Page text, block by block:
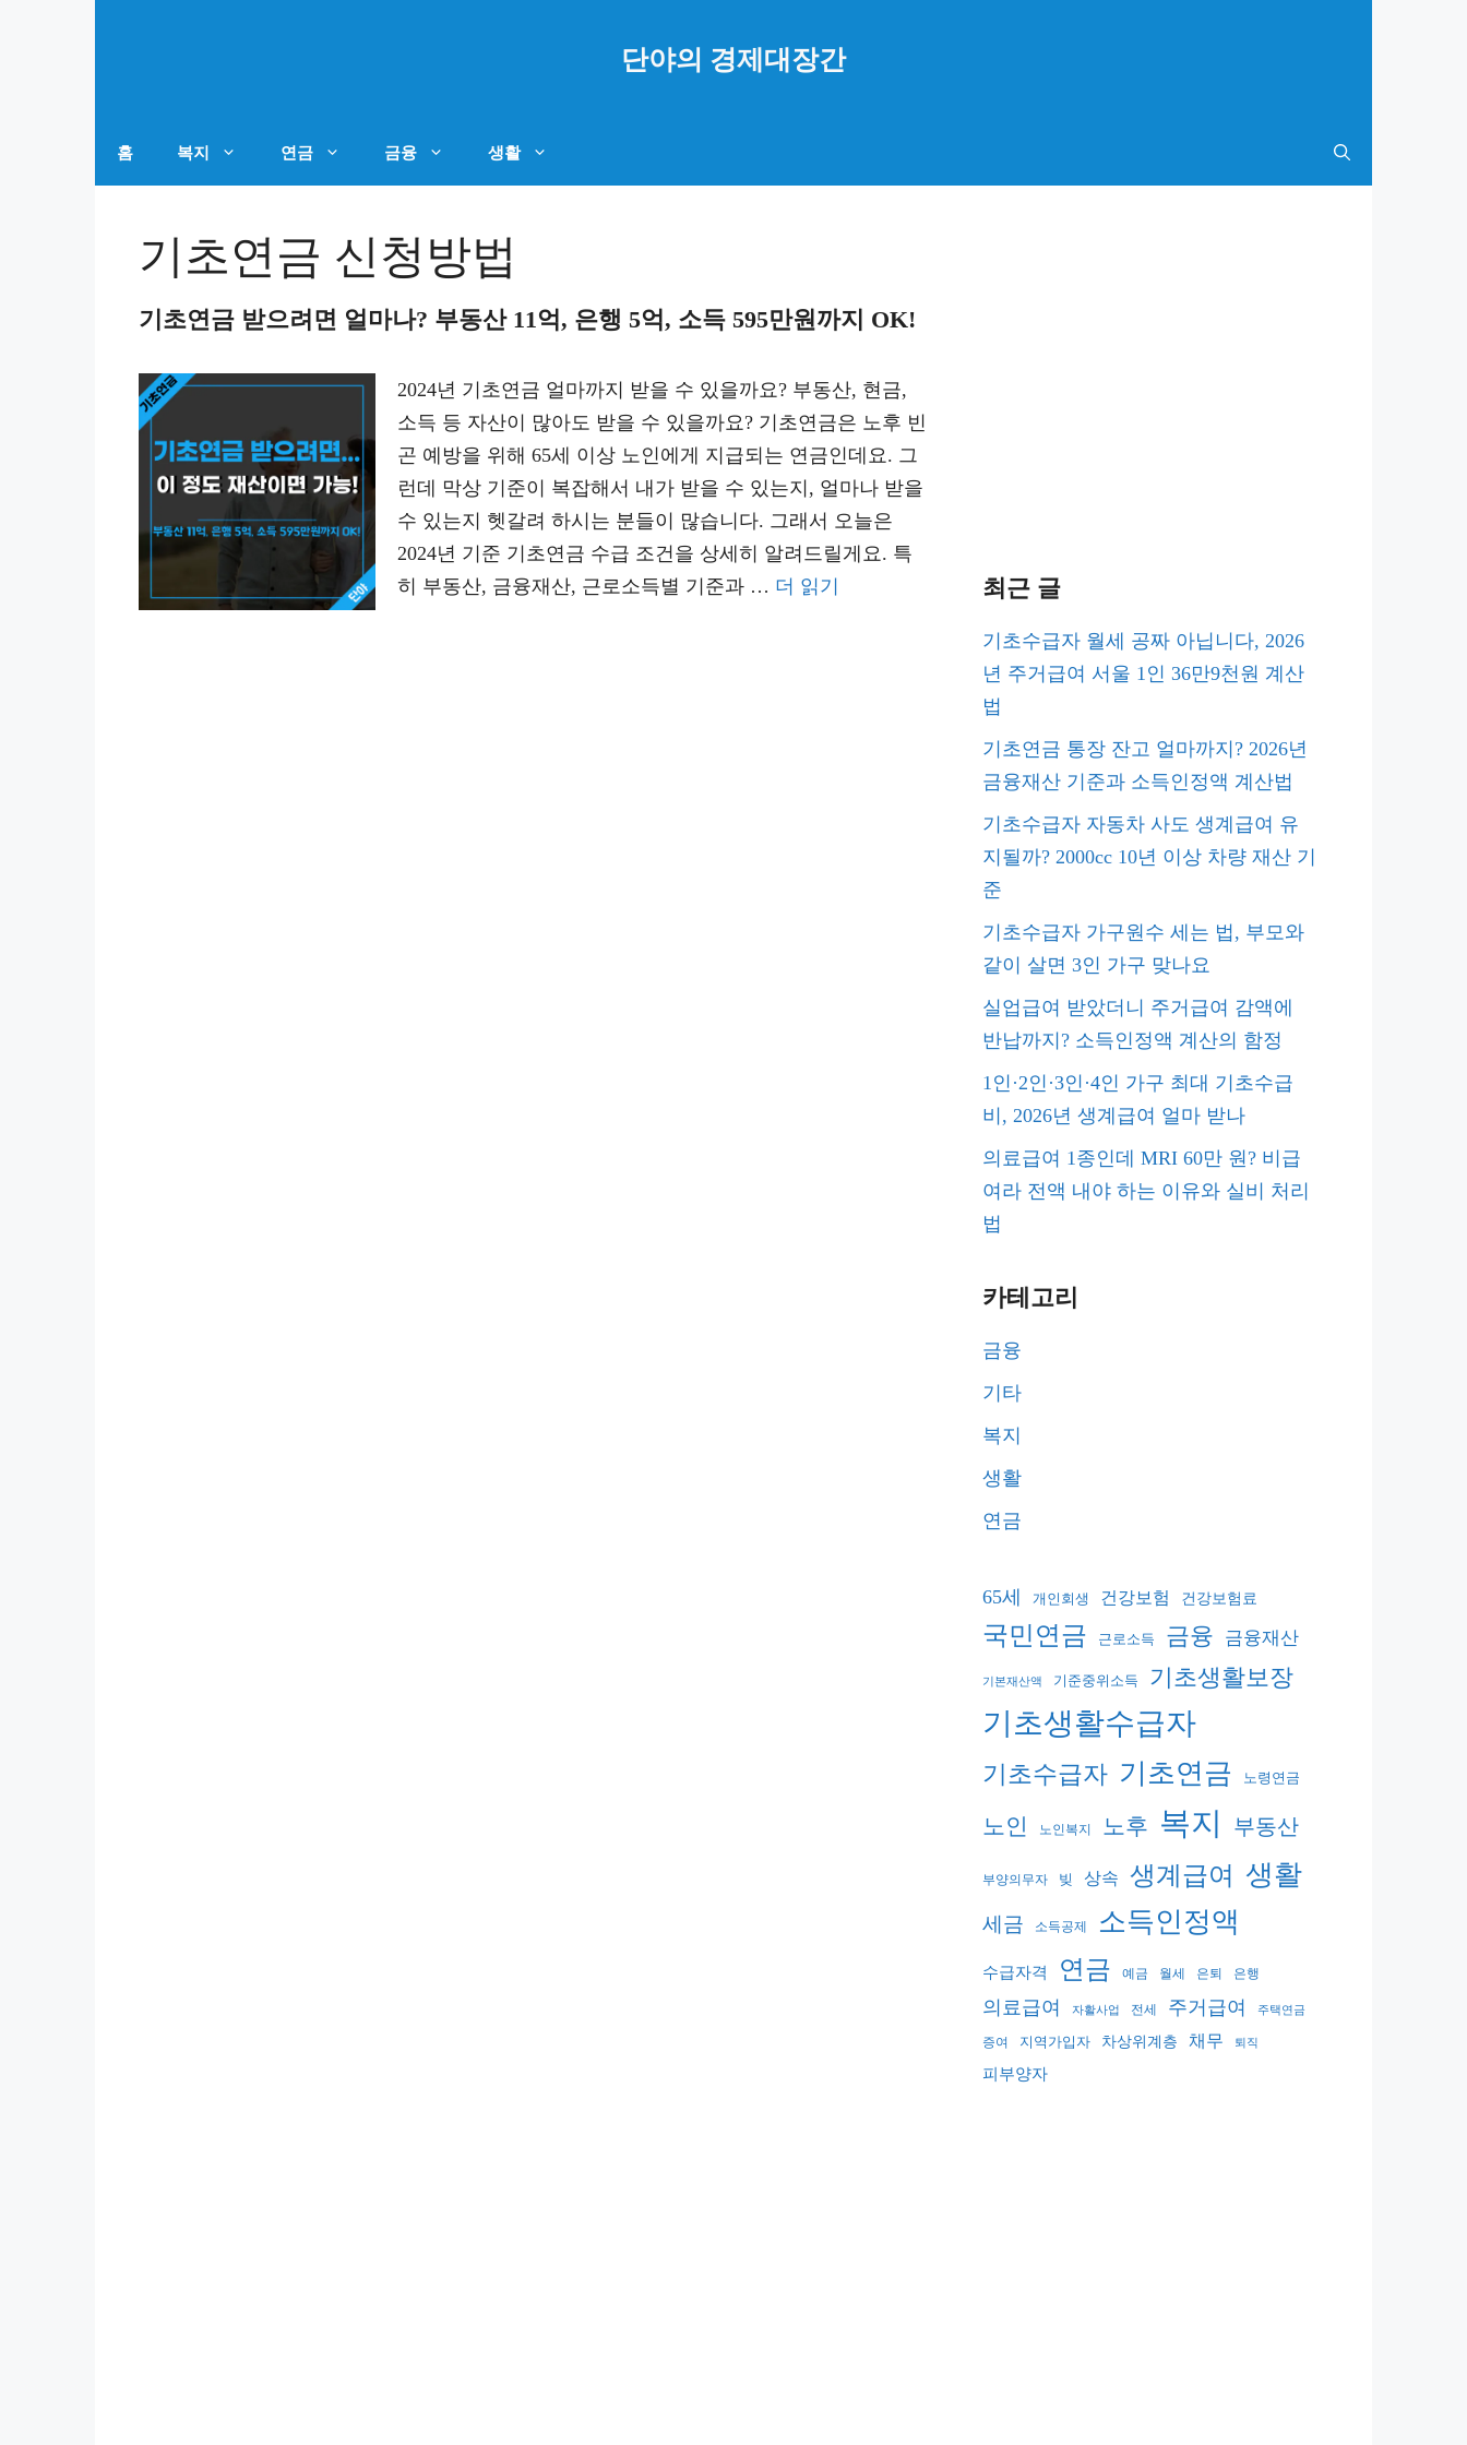
단야의 경제대장간
홈 복지 연금 금융 생활
기초연금 신청방법
기초연금 받으려면 얼마나? 부동산 11억, 은행 5억, 소득 595만원까지 OK!
2024년 기초연금 얼마까지 받을 수 있을까요? 부동산, 현금,
소득 등 자산이 많아도 받을 수 있을까요? 기초연금은 노후 빈
곤 예방을 위해 65세 이상 노인에게 지급되는 연금인데요. 그
런데 막상 기준이 복잡해서 내가 받을 수 있는지, 얼마나 받을
수 있는지 헷갈려 하시는 분들이 많습니다. 그래서 오늘은
2024년 기준 기초연금 수급 조건을 상세히 알려드릴게요. 특
히 부동산, 금융재산, 근로소득별 기준과 … 더 읽기 최근 글
기초수급자 월세 공짜 아닙니다, 2026
년 주거급여 서울 1인 36만9천원 계산
법
기초연금 통장 잔고 얼마까지? 2026년
금융재산 기준과 소득인정액 계산법
기초수급자 자동차 사도 생계급여 유
지될까? 2000cc 10년 이상 차량 재산 기
준
기초수급자 가구원수 세는 법, 부모와
같이 살면 3인 가구 맞나요
실업급여 받았더니 주거급여 감액에
반납까지? 소득인정액 계산의 함정
1인·2인·3인·4인 가구 최대 기초수급
비, 2026년 생계급여 얼마 받나
의료급여 1종인데 MRI 60만 원? 비급
여라 전액 내야 하는 이유와 실비 처리
법
카테고리
금융
기타
복지
생활
연금
65세 개인회생 건강보험 건강보험료
국민연금 근로소득 금융 금융재산
기본재산액 기준중위소득 기초생활보장
기초생활수급자
기초수급자 기초연금 노령연금
노인 노인복지 노후 복지 부동산
부양의무자 빚 상속 생계급여 생활
세금 소득공제 소득인정액
수급자격 연금 예금 월세 은퇴 은행
의료급여 자활사업 전세 주거급여 주택연금
증여 지역가입자 차상위계층 채무 퇴직
피부양자